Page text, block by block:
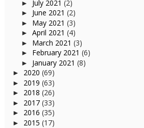
► July 2021 (2)
► June 2021 (2)
► May 2021 (3)
► April 2021 (4)
► March 2021 (3)
► February 2021 (6)
► January 2021 (8)
► 2020 (69)
► 2019 (63)
► 2018 (26)
► 2017 (33)
► 2016 (35)
► 2015 (17)